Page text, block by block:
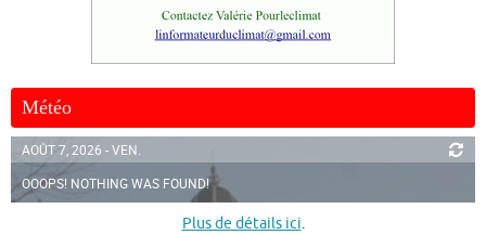
Météo
AOÛT 7, 2026 - VEN.
OOOPS! NOTHING WAS FOUND!
Plus de détails ici.